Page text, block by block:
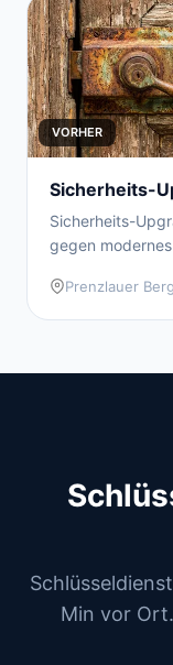
VORHER
Sicherheits-
Sicherheits-
gegen
Prenzlauer Berg
Min vor